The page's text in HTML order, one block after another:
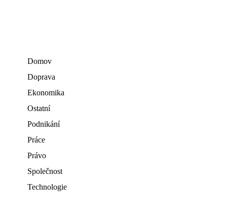
Domov
Doprava
Ekonomika
Ostatní
Podnikání
Práce
Právo
Společnost
Technologie